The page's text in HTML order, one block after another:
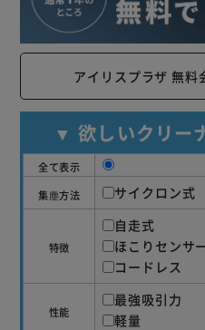
アイリスプラザ 無料
▼ 欲しいクリー
全て表示
集塵方法
サイクロン式
特徴
自走式
ほこりセンサ
コードレス
性能
最強吸引力
軽量